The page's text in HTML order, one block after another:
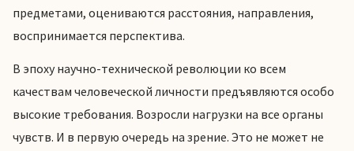
предметами, оцениваются расстояния, направления,
воспринимается перспектива.
В эпоху научно-технической революции ко всем
качествам человеческой личности предъявляются особо
высокие требования. Возросли нагрузки на все органы
чувств. И в первую очередь на зрение. Это не может не